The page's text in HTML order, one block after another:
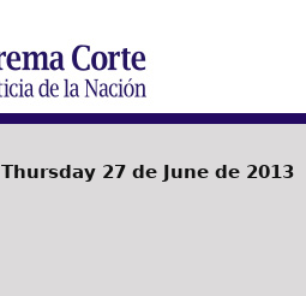
Thursday 27 de June de 2013